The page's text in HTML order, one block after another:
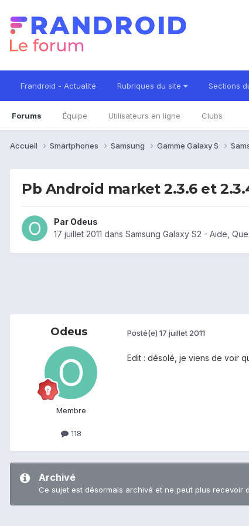
Frandroid - Actualité Rubriques du site Sections
Forums Équipe Utilisateurs en ligne Clubs
Accueil Smartphones Samsung Gamme Galaxy S
Pb Android market 2.3.6 et
Par Odeus
17 juillet 2011 dans Samsung Galaxy S2 - Aide,
Odeus
Membre
118
Posté(e) 17 juillet 2011
Edit : désolé, je viens de voir
Archivé
Ce sujet est désormais archivé et ne peut plus recevoir